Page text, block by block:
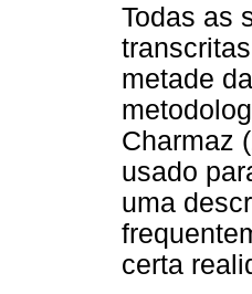
Todas as
metade
Charmaz
usado
uma
certa